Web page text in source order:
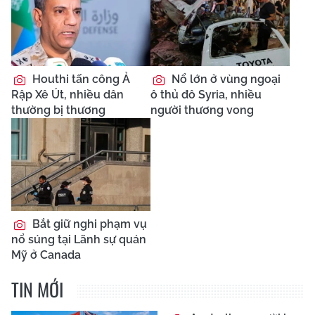
Houthi tấn công Ả
Rập Xê Út, nhiều dân
thường bị thương
Nổ lớn ở vùng ngoại
ô thủ đô Syria, nhiều
người thương vong
Bắt giữ nghi phạm vụ
nổ súng tại Lãnh sự quán
Mỹ ở Canada
TIN MỚI